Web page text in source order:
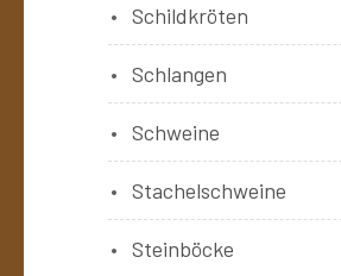
Schildkröten
Schlangen
Schweine
Stachelschweine
Steinböcke